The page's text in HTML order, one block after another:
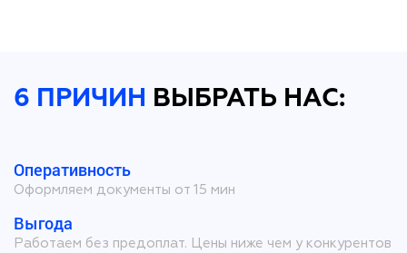
6 ПРИЧИН ВЫБРАТЬ НАС:
Оперативность
Оформляем документы от 15 мин
Выгода
Работаем без предоплат. Цены ниже чем у конкурентов